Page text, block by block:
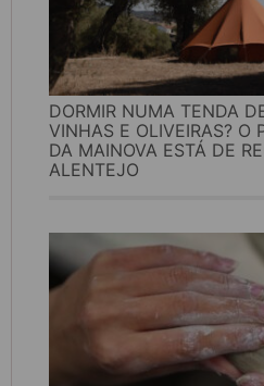
DORMIR NUMA TENDA
VINHAS E OLIVEIRAS? O
DA MAINOVA ESTÁ DE
ALENTEJO